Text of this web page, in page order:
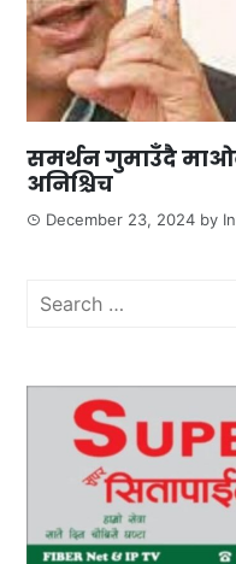
समर्थन गुमाउँदै
अनिश्चिच
December 23, 2024 by
Search